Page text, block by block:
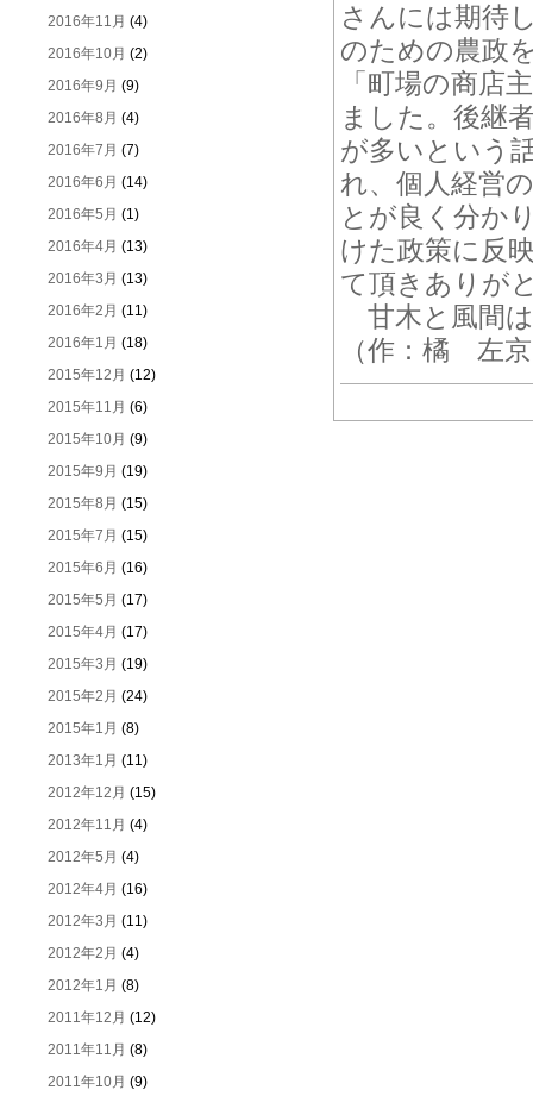
2016年11月 (4)
2016年10月 (2)
2016年9月 (9)
2016年8月 (4)
2016年7月 (7)
2016年6月 (14)
2016年5月 (1)
2016年4月 (13)
2016年3月 (13)
2016年2月 (11)
2016年1月 (18)
2015年12月 (12)
2015年11月 (6)
2015年10月 (9)
2015年9月 (19)
2015年8月 (15)
2015年7月 (15)
2015年6月 (16)
2015年5月 (17)
2015年4月 (17)
2015年3月 (19)
2015年2月 (24)
2015年1月 (8)
2013年1月 (11)
2012年12月 (15)
2012年11月 (4)
2012年5月 (4)
2012年4月 (16)
2012年3月 (11)
2012年2月 (4)
2012年1月 (8)
2011年12月 (12)
2011年11月 (8)
2011年10月 (9)
さんには期待
のための農政
「町場の商店
ました。後継
が多いという
れ、個人経営
とが良く分か
けた政策に反
て頂きありが
甘木と風間
（作：橘 左